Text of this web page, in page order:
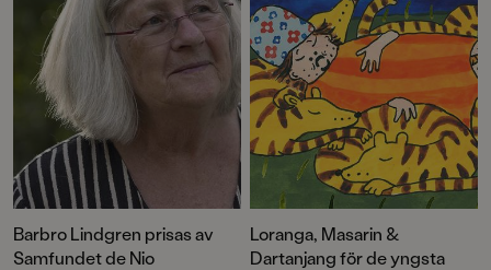
Barbro Lindgren prisas av
Samfundet de Nio
Loranga, Masarin &
Dartanjang för de yngsta